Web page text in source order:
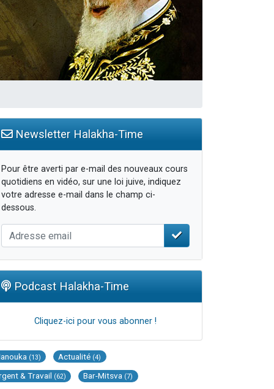
Newsletter Halakha-Time
Pour être averti par e-mail des nouveaux cours
quotidiens en vidéo, sur une loi juive, indiquez
votre adresse e-mail dans le champ ci-
dessous.
Podcast Halakha-Time
Cliquez-ici pour vous abonner !
(13) Actualité (4)
& Travail (62) Bar-Mitsva (7)